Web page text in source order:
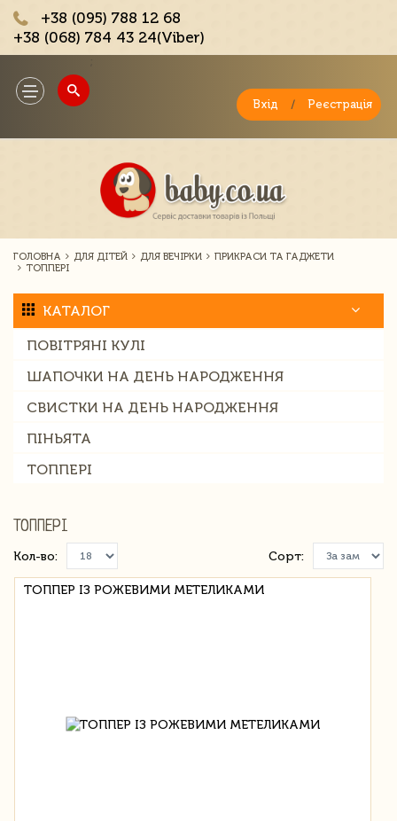
+38 (095) 788 12 68
+38 (068) 784 43 24(Viber)
Toggle
navigation
Вхід / Реєстрація
ГОЛОВНА ДЛЯ ДІТЕЙ ДЛЯ ВЕЧІРКИ
ПРИКРАСИ ТА ГАДЖЕТИ
ТОППЕРІ
КАТАЛОГ
ПОВІТРЯНІ КУЛІ
ШАПОЧКИ НА ДЕНЬ НАРОДЖЕННЯ
СВИСТКИ НА ДЕНЬ НАРОДЖЕННЯ
ПІНЬЯТА
ТОППЕРІ
ТОППЕРІ
Кол-во: Сорт:
ТОППЕР ІЗ РОЖЕВИМИ МЕТЕЛИКАМИ